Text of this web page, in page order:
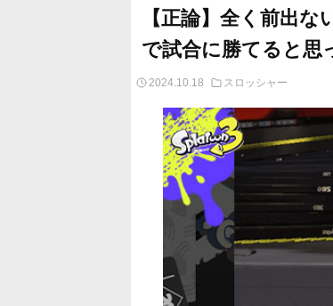
【正論】全く前出
で試合に勝てると思
2024.10.18 スロッシャー